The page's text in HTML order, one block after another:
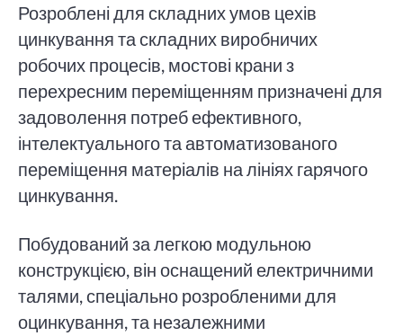
Розроблені для складних умов цехів
цинкування та складних виробничих
робочих процесів, мостові крани з
перехресним переміщенням призначені для
задоволення потреб ефективного,
інтелектуального та автоматизованого
переміщення матеріалів на лініях гарячого
цинкування.
Побудований за легкою модульною
конструкцією, він оснащений електричними
талями, спеціально розробленими для
оцинкування, та незалежними